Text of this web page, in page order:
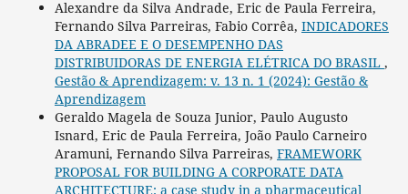
Alexandre da Silva Andrade, Eric de Paula Ferreira,
Fernando Silva Parreiras, Fabio Corrêa, INDICADORES
DA ABRADEE E O DESEMPENHO DAS
DISTRIBUIDORAS DE ENERGIA ELÉTRICA DO BRASIL ,
Gestão & Aprendizagem: v. 13 n. 1 (2024): Gestão &
Aprendizagem
Geraldo Magela de Souza Junior, Paulo Augusto
Isnard, Eric de Paula Ferreira, João Paulo Carneiro
Aramuni, Fernando Silva Parreiras, FRAMEWORK
PROPOSAL FOR BUILDING A CORPORATE DATA
ARCHITECTURE: a case study in a pharmaceutical